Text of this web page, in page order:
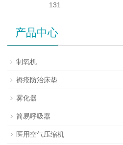
131
产品中心
制氧机
褥疮防治床垫
雾化器
简易呼吸器
医用空气压缩机